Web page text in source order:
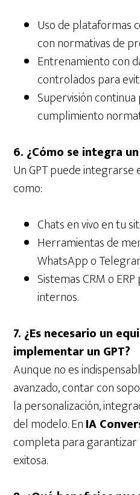
Uso de plataformas
con normativas de
Entrenamiento con
controlados para
Supervisión
cumplimiento
6. ¿Cómo se integra
Un GPT puede
como:
Chats en vivo en tu
Herramientas de
WhatsApp o
Sistemas CRM o
internos.
7. ¿Es necesario un
implementar un GPT?
Aunque no es
avanzado, contar con
la personalización,
del modelo. EnIA
completa para
exitosa.